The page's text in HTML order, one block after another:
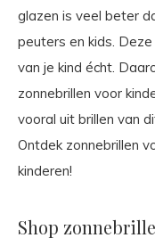
glazen is veel beter
peuters en kids.
van je kind écht.
zonnebrillen voor
vooral uit brillen van
Ontdek zonnebrillen
kinderen!
Shop